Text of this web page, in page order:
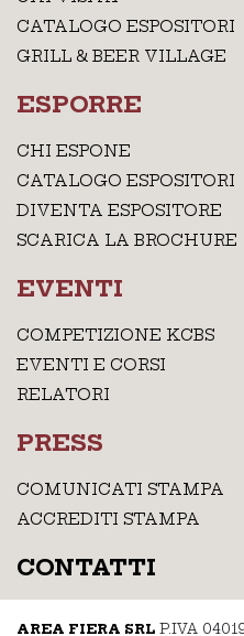
CATALOGO ESPOSITORI
GRILL & BEER VILLAGE
ESPORRE
CHI ESPONE
CATALOGO ESPOSITORI
DIVENTA ESPOSITORE
SCARICA LA BROCHURE
EVENTI
COMPETIZIONE KCBS
EVENTI E CORSI
RELATORI
PRESS
COMUNICATI STAMPA
ACCREDITI STAMPA
CONTATTI
AREA FIERA SRL P.IVA